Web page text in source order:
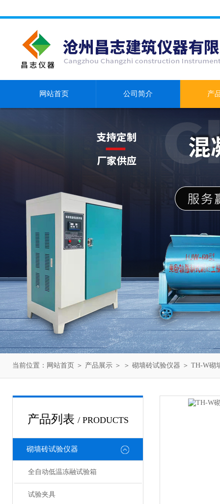
网站首页 公司简介 产
当前位置： 网站首页 ＞ 产品展示 ＞ ＞ 砌墙砖试验仪器 ＞ TH-W砌
产品列表 / PRODUCTS
砌墙砖试验仪器
全自动低温冻融试验箱
试验夹具